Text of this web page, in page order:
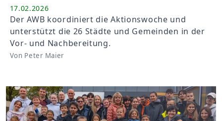
17.02.2026
Der AWB koordiniert die Aktionswoche und
unterstützt die 26 Städte und Gemeinden in der
Vor- und Nachbereitung.
Von Peter Maier